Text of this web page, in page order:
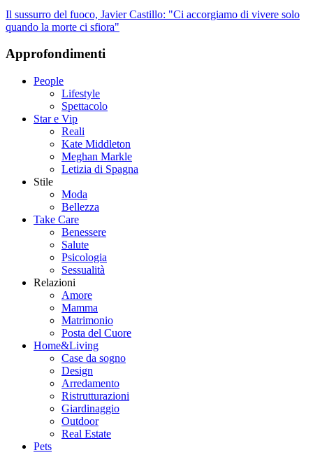
Il sussurro del fuoco, Javier Castillo: "Ci accorgiamo di vivere solo
quando la morte ci sfiora"
Approfondimenti
People
Lifestyle
Spettacolo
Star e Vip
Reali
Kate Middleton
Meghan Markle
Letizia di Spagna
Stile
Moda
Bellezza
Take Care
Benessere
Salute
Psicologia
Sessualità
Relazioni
Amore
Mamma
Matrimonio
Posta del Cuore
Home&Living
Case da sogno
Design
Arredamento
Ristrutturazioni
Giardinaggio
Outdoor
Real Estate
Pets